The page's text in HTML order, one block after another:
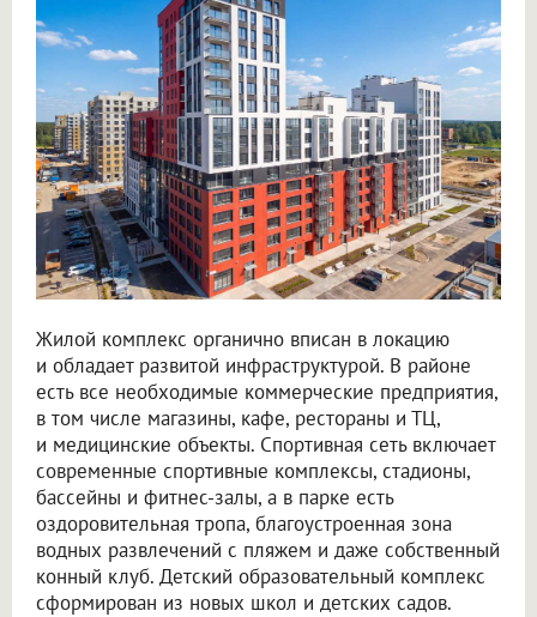
Жилой комплекс органично вписан в локацию
и обладает развитой инфраструктурой. В районе
есть все необходимые коммерческие предприятия,
в том числе магазины, кафе, рестораны и ТЦ,
и медицинские объекты. Спортивная сеть включает
современные спортивные комплексы, стадионы,
бассейны и фитнес-залы, а в парке есть
оздоровительная тропа, благоустроенная зона
водных развлечений с пляжем и даже собственный
конный клуб. Детский образовательный комплекс
сформирован из новых школ и детских садов.